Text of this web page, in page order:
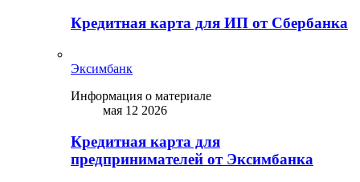
Кредитная карта для ИП от Сбербанка
Эксимбанк
Информация о материале
мая 12 2026
Кредитная карта для
предпринимателей от Эксимбанка